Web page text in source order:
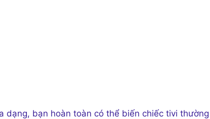
bạn hoàn toàn có thể biến chiếc tivi thường